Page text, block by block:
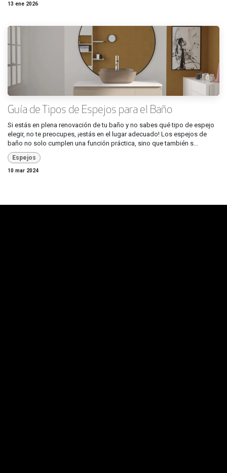
13 ene 2026
Guía de Tipos de Espejos para el Baño
Si estás en plena renovación de tu baño y no sabes qué tipo de espejo
elegir, no te preocupes, ¡estás en el lugar adecuado! Los espejos de
baño no solo cumplen una función práctica, sino que también s...
Espejos
10 mar 2024